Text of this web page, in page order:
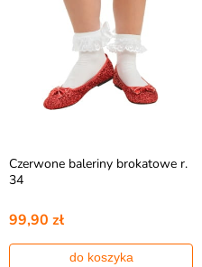
Czerwone baleriny brokatowe r.
34
99,90 zł
do koszyka